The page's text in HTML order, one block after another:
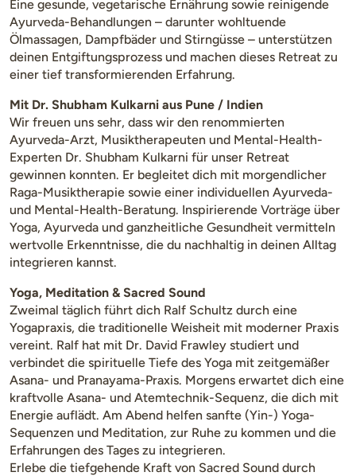
Eine gesunde, vegetarische Ernährung sowie reinigende
Ayurveda-Behandlungen – darunter wohltuende
Ölmassagen, Dampfbäder und Stirngüsse – unterstützen
deinen Entgiftungsprozess und machen dieses Retreat zu
einer tief transformierenden Erfahrung.
Mit Dr. Shubham Kulkarni aus Pune / Indien
Wir freuen uns sehr, dass wir den renommierten
Ayurveda-Arzt, Musiktherapeuten und Mental-Health-
Experten Dr. Shubham Kulkarni für unser Retreat
gewinnen konnten. Er begleitet dich mit morgendlicher
Raga-Musiktherapie sowie einer individuellen Ayurveda-
und Mental-Health-Beratung. Inspirierende Vorträge über
Yoga, Ayurveda und ganzheitliche Gesundheit vermitteln
wertvolle Erkenntnisse, die du nachhaltig in deinen Alltag
integrieren kannst.
Yoga, Meditation & Sacred Sound
Zweimal täglich führt dich Ralf Schultz durch eine
Yogapraxis, die traditionelle Weisheit mit moderner Praxis
vereint. Ralf hat mit Dr. David Frawley studiert und
verbindet die spirituelle Tiefe des Yoga mit zeitgemäßer
Asana- und Pranayama-Praxis. Morgens erwartet dich eine
kraftvolle Asana- und Atemtechnik-Sequenz, die dich mit
Energie auflädt. Am Abend helfen sanfte (Yin-) Yoga-
Sequenzen und Meditation, zur Ruhe zu kommen und die
Erfahrungen des Tages zu integrieren.
Erlebe die tiefgehende Kraft von Sacred Sound durch